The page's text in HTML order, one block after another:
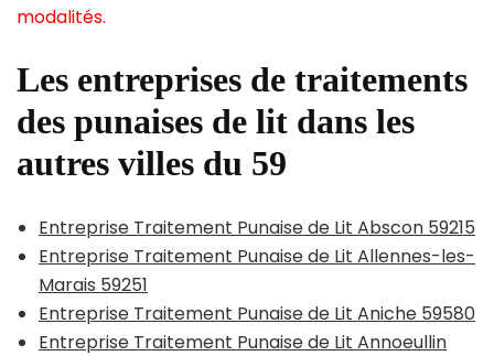
modalités.
Les entreprises de traitements
des punaises de lit dans les
autres villes du 59
Entreprise Traitement Punaise de Lit Abscon 59215
Entreprise Traitement Punaise de Lit Allennes-les-
Marais 59251
Entreprise Traitement Punaise de Lit Aniche 59580
Entreprise Traitement Punaise de Lit Annoeullin